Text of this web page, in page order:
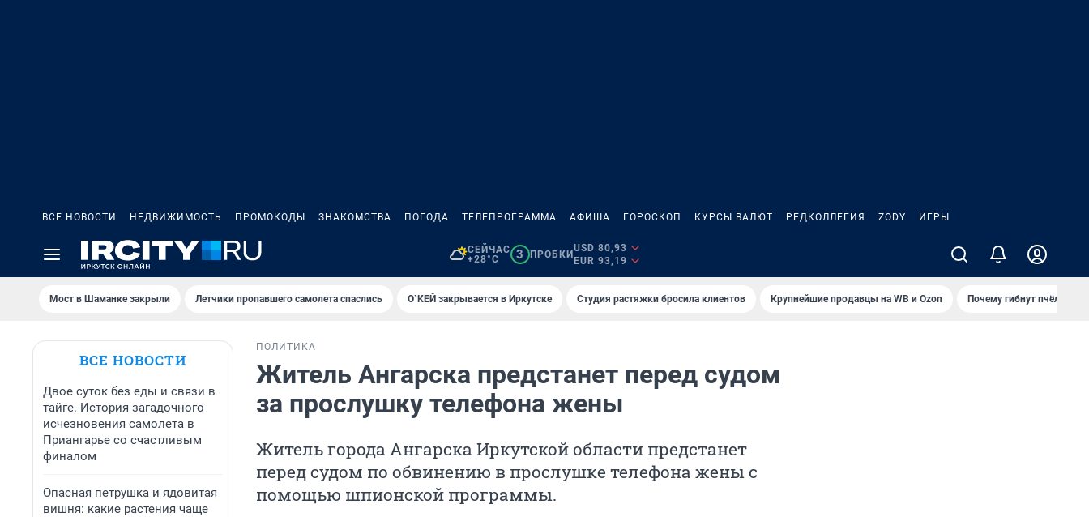
ВСЕ НОВОСТИ НЕДВИЖИМОСТЬ ПРОМОКОДЫ ЗНАКОМСТВА ПОГОДА ТЕЛЕПРОГРАММА АФИША ГОРОСКОП КУРСЫ ВАЛЮТ РЕДКОЛЛЕГИЯ ZODY ИГРЫ
СЕЙЧАС
+28°C
3 ПРОБКИ
USD 80,93
EUR 93,19
Мост в Шаманке закрыли Летчики пропавшего самолета спаслись О`КЕЙ закрывается в Иркутске Студия растяжки бросила клиентов Крупнейшие продавцы на WB и Ozon Почему гибнут пчёлы?
ВСЕ НОВОСТИ
Двое суток без еды и связи в
тайге. История загадочного
исчезновения самолета в
Приангарье со счастливым
финалом
Опасная петрушка и ядовитая
вишня: какие растения чаще
ПОЛИТИКА
Житель Ангарска предстанет перед судом
за прослушку телефона жены
Житель города Ангарска Иркутской области предстанет
перед судом по обвинению в прослушке телефона жены с
помощью шпионской программы.